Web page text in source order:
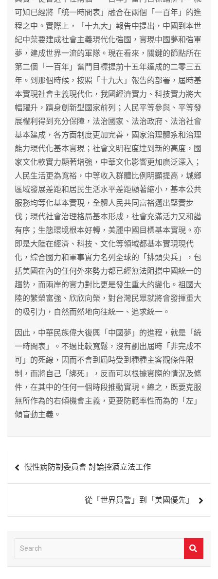
可知已經將「統一時間表」融合在兩個「一百年」的進
程之中。實際上，「十九大」報告中提出，中國到本世
紀中葉要建成社會主義現代化強國，實現中國夢和強軍
夢，建成世界一流的軍隊。現在看來，關鍵的節點所在
第二個「一百年」奮鬥目標提前十五年達成的二零三五
年。到那個時候，按照「十九大」報告的部署，屆時基
本實現社會主義現代化，我國經濟實力、科技實力將大
幅躍升，躋身創新型國家前列；人民平等參與、平等發
展權利得到充分保障，法治國家、法治政府、法治社會
基本建成，各方面制度更加完善，國家治理體系和治理
能力現代化基本實現；社會文明程度達到新的高度，國
家文化軟實力顯著增強，中華文化影響更加廣泛深入；
人民生活更為寬裕，中等收入群體比例明顯提高，城鄉
區域發展差距和居民生活水平差距顯著縮小，基本公共
服務均等化基本實現，全體人民共同富裕邁出堅實步
伐；現代社會治理格局基本形成，社會充滿活力又和諧
有序；生態環境根本好轉，美麗中國目標基本實現。亦
即是大陸在經濟、科技、文化等領域都基本實現現代
化，綜合國力和軍事實力名列全球的「排頭尖兵」，包
括美國在內的任何外來勢力都已經無法阻擋中國統一的
趨勢，而兩岸的實力對比更是發生重大的變化。祖國大
陸的繁榮富強、欣欣向榮，對台灣民眾就將會發揮重大
的吸引力，自然而然地向往統一、追求統一。
因此，中華民族偉大復興「中國夢」的進程，就是「統
一時間表」。不過比較寬鬆，沒有劃出屆時「非完成不
可」的死線，因而不會到屆時受到種種主客觀條件限
制，而將自己「綁死」，反而可以根據實際的情況及條
件，在其中的任何一個時段推動實現。總之，既要克服
無所作為的右傾機會主義，更要防範率性而為的「左」
傾盲動主義。
章 慢性病防制委員會 討論控酒立法工作
從「世界員警」到「美國優先」
e